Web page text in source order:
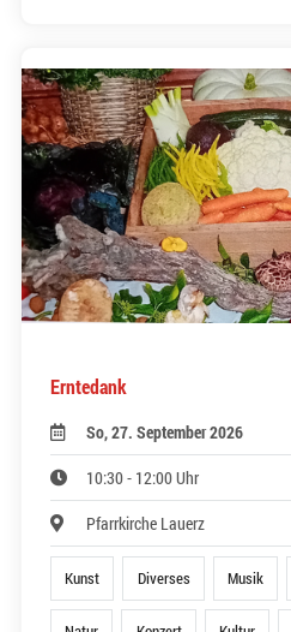
Erntedank
So, 27. September 2026
10:30 - 12:00 Uhr
Pfarrkirche Lauerz
Kunst Diverses Musik